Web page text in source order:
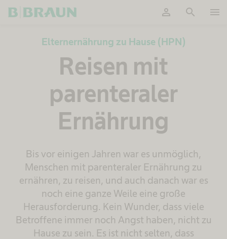
person search menu
Elternernährung zu Hause (HPN)
Reisen mit
parenteraler
Ernährung
Bis vor einigen Jahren war es unmöglich,
Menschen mit parenteraler Ernährung zu
ernähren, zu reisen, und auch danach war es
noch eine ganze Weile eine große
Herausforderung. Kein Wunder, dass viele
Betroffene immer noch Angst haben, nicht zu
Hause zu sein. Es ist nicht selten, dass